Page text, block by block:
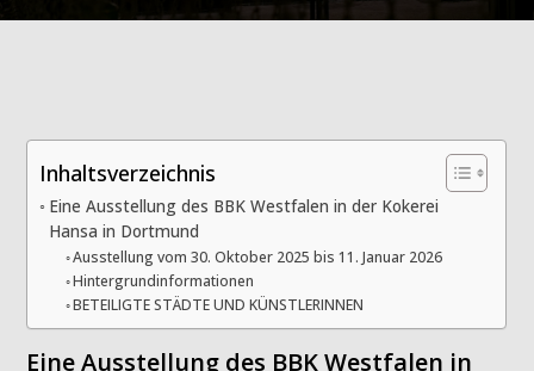
Inhaltsverzeichnis
Eine Ausstellung des BBK Westfalen in der Kokerei
Hansa in Dortmund
Ausstellung vom 30. Oktober 2025 bis 11. Januar 2026
Hintergrundinformationen
BETEILIGTE STÄDTE UND KÜNSTLERINNEN
Eine Ausstellung des BBK Westfalen in